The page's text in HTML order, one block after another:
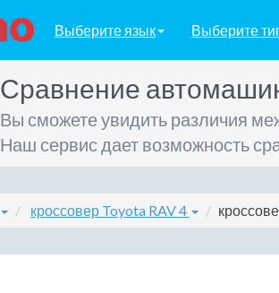
Выберите язык Выберите
Сравнение
Вы сможете увидить различия
Наш сервис дает возможность
кроссовер Toyota RAV 4